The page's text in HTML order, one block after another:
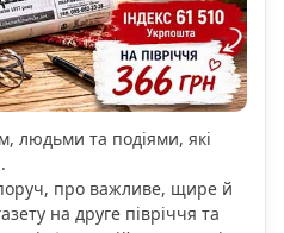
людьми та подіями, які
про важливе, щире й
на друге півріччя та